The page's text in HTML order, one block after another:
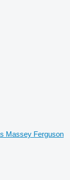
Massey Ferguson